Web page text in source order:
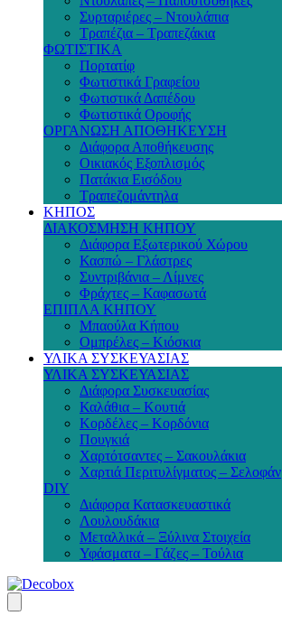
Συρταριέρες – Ντουλάπια
Τραπέζια – Τραπεζάκια
ΦΩΤΙΣΤΙΚΑ
Πορτατίφ
Φωτιστικά Γραφείου
Φωτιστικά Δαπέδου
Φωτιστικά Οροφής
ΟΡΓΑΝΩΣΗ ΑΠΟΘΗΚΕΥΣΗ
Διάφορα Αποθήκευσης
Οικιακός Εξοπλισμός
Πατάκια Εισόδου
Τραπεζομάντηλα
ΚΗΠΟΣ
ΔΙΑΚΟΣΜΗΣΗ ΚΗΠΟΥ
Διάφορα Εξωτερικού Χώρου
Κασπώ – Γλάστρες
Συντριβάνια – Λίμνες
Φράχτες – Καφασωτά
ΕΠΙΠΛΑ ΚΗΠΟΥ
Μπαούλα Κήπου
Ομπρέλες – Κιόσκια
ΥΛΙΚΑ ΣΥΣΚΕΥΑΣΙΑΣ
ΥΛΙΚΑ ΣΥΣΚΕΥΑΣΙΑΣ
Διάφορα Συσκευασίας
Καλάθια – Κουτιά
Κορδέλες – Κορδόνια
Πουγκιά
Χαρτότσαντες – Σακουλάκια
Χαρτιά Περιτυλίγματος – Σελοφάν
DIY
Διάφορα Κατασκευαστικά
Λουλουδάκια
Μεταλλικά – Ξύλινα Στοιχεία
Υφάσματα – Γάζες – Τούλια